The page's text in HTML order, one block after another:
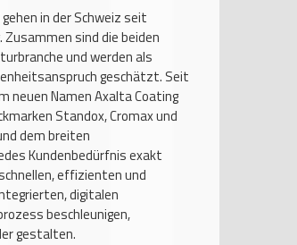
gehen in der Schweiz seit
sind die beiden
und werden als
geschätzt. Seit
neuen Namen Axalta Coating
Standox, Cromax und
dem breiten
Kundenbedürfnis exakt
effizienten und
digitalen
beschleunigen,
gestalten.